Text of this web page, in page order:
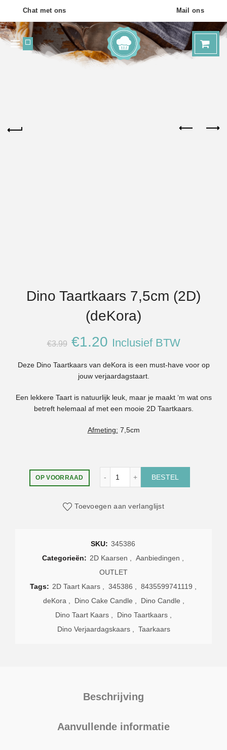
Chat met ons Mail ons
Dino Taartkaars 7,5cm (2D)
(deKora)
€3.99 Oorspronkelijke
prijs
€3.99.
€1.20Huidige
prijs
€1.20.
Inclusief BTW
Deze Dino Taartkaars van deKora is een must-have voor op
jouw verjaardagstaart.
Een lekkere Taart is natuurlijk leuk, maar je maakt ‘m wat ons
betreft helemaal af met een mooie 2D Taartkaars.
Afmeting: 7,5cm
OP VOORRAAD BESTEL
Toevoegen aan verlanglijst
SKU: 345386
Categorieën: 2D Kaarsen Aanbiedingen
OUTLET
Tags: 2D Taart Kaars 345386 8435599741119
deKora
Dino Cake Candle Dino Candle
Dino Taart Kaars
Dino Taartkaars
Dino Verjaardagskaars
Taarkaars
Beschrijving
Aanvullende informatie